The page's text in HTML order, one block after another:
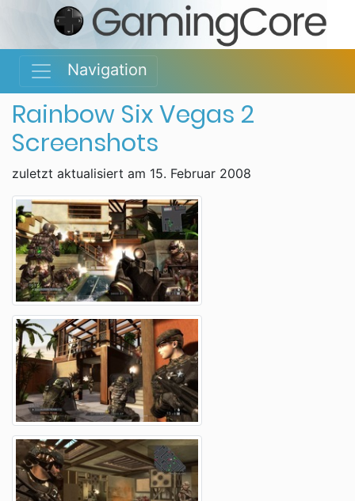
Navigation
Rainbow Six Vegas 2
Screenshots
zuletzt aktualisiert am 15. Februar 2008